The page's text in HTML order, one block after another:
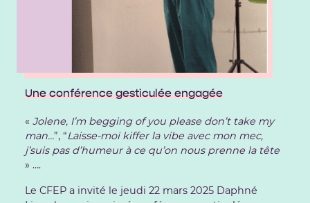
Une conférence gesticulée engagée
« Jolene, I’m begging of you please don’t take my
man…”, “Laisse-moi kiffer la vibe avec mon mec,
j’suis pas d’humeur à ce qu’on nous prenne la tête
» ….
Le CFEP a invité le jeudi 22 mars 2025 Daphné